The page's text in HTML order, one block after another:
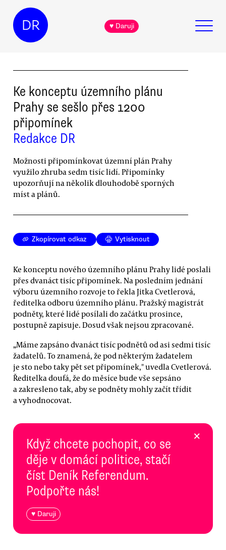
DR ♥ Daruji
Ke konceptu územního plánu
Prahy se sešlo přes 1200
připomínek
Redakce DR
Možnosti připomínkovat územní plán Prahy
využilo zhruba sedm tisíc lidí. Připomínky
upozorňují na několik dlouhodobě sporných
míst a plánů.
Zkopírovat odkaz Vytisknout
Ke konceptu nového územního plánu Prahy lidé poslali
přes dvanáct tisíc připomínek. Na posledním jednání
výboru územního rozvoje to řekla Jitka Cvetlerová,
ředitelka odboru územního plánu. Pražský magistrát
podněty, které lidé posílali do začátku prosince,
postupně zapisuje. Dosud však nejsou zpracované.
„Máme zapsáno dvanáct tisíc podnětů od asi sedmi tisíc
žadatelů. To znamená, že pod některým žadatelem
je sto nebo taky pět set připomínek," uvedla Cvetlerová.
Ředitelka doufá, že do měsíce bude vše sepsáno
a zakresleno tak, aby se podněty mohly začít třídit
a vyhodnocovat.
Když chcete pochopit, co se
děje v domácí politice, stačí
číst Deník Referendum.
Podpořte nás!
♥ Daruji
×